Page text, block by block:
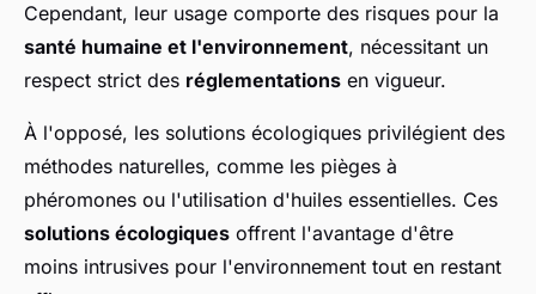
Cependant, leur usage comporte des risques pour la
santé humaine et l'environnement, nécessitant un
respect strict des réglementations en vigueur.
À l'opposé, les solutions écologiques privilégient des
méthodes naturelles, comme les pièges à
phéromones ou l'utilisation d'huiles essentielles. Ces
solutions écologiques offrent l'avantage d'être
moins intrusives pour l'environnement tout en restant